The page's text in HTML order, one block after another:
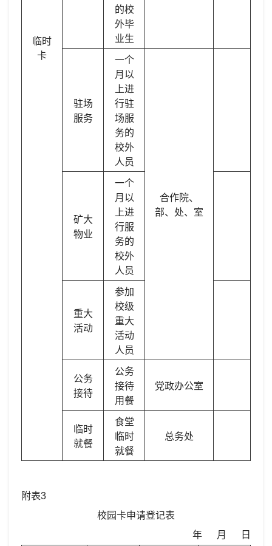
临时
卡
的校
外毕
业生
驻场
服务
一个
月以
上进
行驻
场服
务的
校外
人员
合作院、
部、处、室
矿大
物业
一个
月以
上进
行服
务的
校外
人员
重大
活动
参加
校级
重大
活动
人员
公务
接待
公务
接待
用餐
党政办公室
临时
就餐
食堂
临时
就餐
总务处
附表3
校园卡申请登记表
年 月 日